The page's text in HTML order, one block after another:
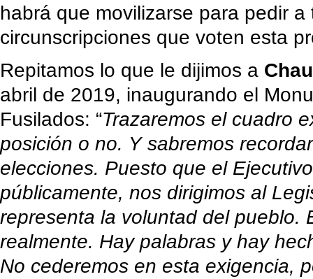
habrá que movilizarse para pedir
circunscripciones que voten esta
Repitamos lo que le dijimos a
abril de 2019, inaugurando el
Fusilados: “Trazaremos el cuadro
posición o no. Y sabremos
elecciones. Puesto que el
públicamente, nos dirigimos al
representa la voluntad del pueblo.
realmente. Hay palabras y hay
No cederemos en esta exigencia,